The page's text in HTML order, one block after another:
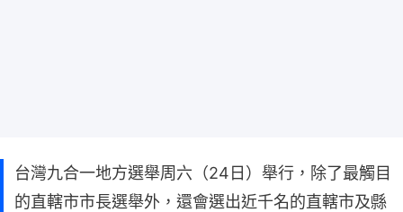
台灣九合一地方選舉周六（24日）舉行，除了最觸目
的直轄市市長選舉外，還會選出近千名的直轄市及縣